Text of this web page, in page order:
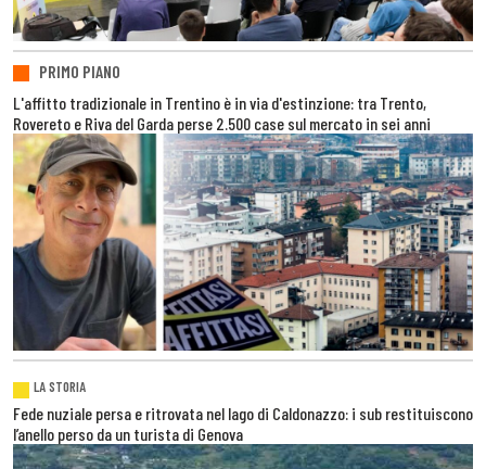
PRIMO PIANO
L'affitto tradizionale in Trentino è in via d'estinzione: tra Trento,
Rovereto e Riva del Garda perse 2.500 case sul mercato in sei anni
LA STORIA
Fede nuziale persa e ritrovata nel lago di Caldonazzo: i sub restituiscono
l’anello perso da un turista di Genova